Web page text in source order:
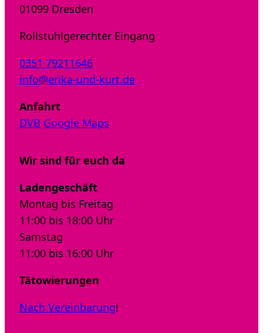
01099 Dresden
Rollstuhlgerechter Eingang
0351 79211646
info@erika-und-kurt.de
Anfahrt
DVB Google Maps
Wir sind für euch da
Ladengeschäft
Montag bis Freitag
11:00 bis 18:00 Uhr
Samstag
11:00 bis 16:00 Uhr
Tätowierungen
Nach Vereinbarung!